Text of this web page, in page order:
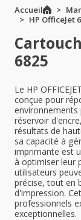
Accueil
HP OfficeJet
6825
Le HP
conçue pour
réservoir
résultats de
sa capacité à
imprimante est
à optimiser leur
utilisateurs
précise, tout en
d'impression.
professionnels
exceptionnelles.